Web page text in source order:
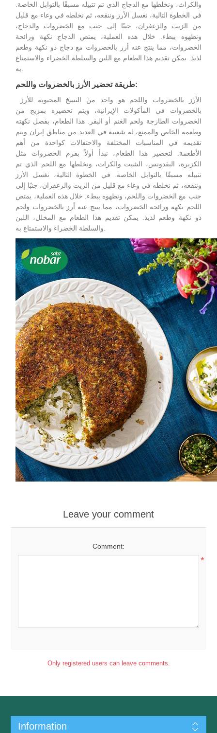
والكراث، ونخلطها مع الدجاج الذي تم تتبيله مسبقًا بالتوابل الخاصة.
في الخطوة التالية، نغسل الأرز وننقعه، ثم نخلطه في وعاء مع قليل
من الزيت والزعفران، جنبًا إلى جنب مع الخضروات والدجاج،
ونطهوه ببطء. خلال هذه العملية، يمتص الدجاج نكهة ورائحة
الخضروات، مما ينتج عنه أرز بالخضروات مع دجاج ذو نكهة وطعم
لذيذ. يمكن تقديم هذا الطعام مع اللبن والسلطة الخضراء والاستمتاع
طريقة تحضير الأرز بالخضروات واللحم:
الأرز بالخضروات واللحم هو واحد من النسخ المحبوبة للأرز
بالخضروات في المأكولات الإيرانية، ويتم تحضيره بمزيج من
الخضروات الطازجة ولحم الغنم أو البقر. هذا الطعام، بفضل نكهته
وطعمه الخاص والممتع، له شعبية في العديد من مناطق إيران ويتم
تقديمه في المناسبات المختلفة والاحتفالات كواحدة من أهم
الأطعمة. لتحضير هذا الطعام، نبدأ أولاً بفرم الخضروات مثل
الكزبرة، البقدونس، الشبت والكراث، ونخلطها مع اللحم الذي تم
تتبيله مسبقًا بالتوابل الخاصة. في الخطوة التالية، نغسل الأرز
وننقعه، ثم نخلطه في وعاء مع قليل من الزيت والزعفران، جنبًا إلى
جنب مع الخضروات واللحم، ونطهوه ببطء. خلال هذه العملية، يمتص
اللحم نكهة ورائحة الخضروات، مما ينتج عنه أرز بالخضروات ولحم
ذو نكهة وطعم لذيذ. يمكن تقديم هذا الطعام مع المخلل، اللبن
Leave your comment
Comment:
*
Only registered users can leave comments.
Information